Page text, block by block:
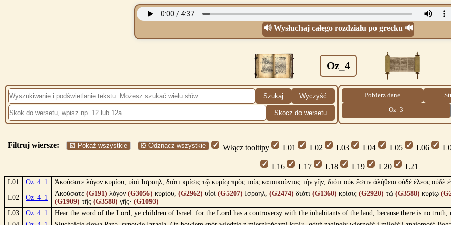
🔊 Wysłuchaj całego rozdziału po grecku 🔊
Oz_4
Szukaj Wyczyść
Skocz do wersetu
Pobierz dane
Oz_3
Filtruj wiersze: ☑️ Pokaż wszystkie ❎ Odznacz wszystkie Włącz tooltipy L01 L02 L03 L04 L05 L06
L16 L17 L18 L19 L20 L21
L01 Oz_4_1 Ἀκούσατε λόγον κυρίου, υἱοὶ Ισραηλ, διότι κρίσις τῷ κυρίῳ πρὸς τοὺς κατοικοῦντας τὴν γῆν, διότι οὐκ ἔστιν ἀλήθεια οὐδὲ ἔλεος οὐδὲ
L02 Oz_4_1
Ἀκούσατε (G191) λόγον (G3056) κυρίου, (G2962) υἱοὶ (G5207) Ισραηλ, (G2474) διότι (G1360) κρίσις (G2920) τῷ (G3588) κυρίῳ
(G1909) τῆς (G3588) γῆς· (G1093)
L03
Oz_4_1
Hear the word of the Lord, ye children of Israel: for the Lord has a controversy with the inhabitants of the land, because there is no